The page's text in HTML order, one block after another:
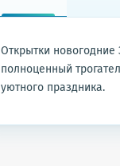
Открытки
полноценный
уютного праздника.